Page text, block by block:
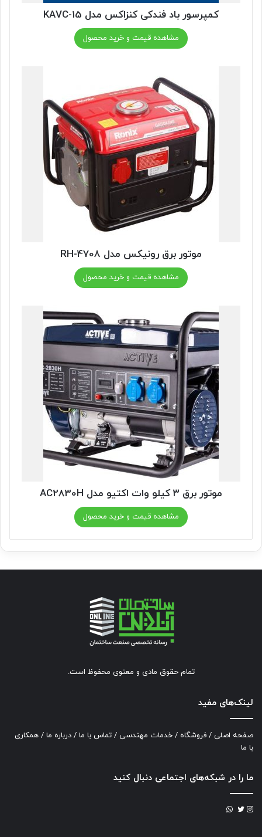
کمپرسور باد فندکی کنزاکس مدل KAVC-15
مشاهده قیمت و خرید محصول
موتور برق رونیکس مدل RH-4708
مشاهده قیمت و خرید محصول
موتور برق ۳ کیلو وات اکتیو مدل AC2830H
مشاهده قیمت و خرید محصول
تمام حقوق مادی و معنوی محفوظ است.
لینک‌های مفید
صفحه اصلی / فروشگاه / خدمات مهندسی / تماس با ما / درباره ما / همکاری
با ما
ما را در شبکه‌های اجتماعی دنبال کنید